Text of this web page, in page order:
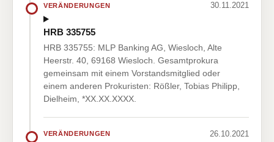
VERÄNDERUNGEN 30.11.2021
HRB 335755
HRB 335755: MLP Banking AG, Wiesloch, Alte
Heerstr. 40, 69168 Wiesloch. Gesamtprokura
gemeinsam mit einem Vorstandsmitglied oder
einem anderen Prokuristen: Rößler, Tobias Philipp,
Dielheim, *XX.XX.XXXX.
VERÄNDERUNGEN 26.10.2021